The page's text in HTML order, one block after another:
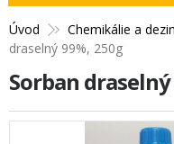
Úvod Chemikálie a
draselný 99%, 250g
Sorban